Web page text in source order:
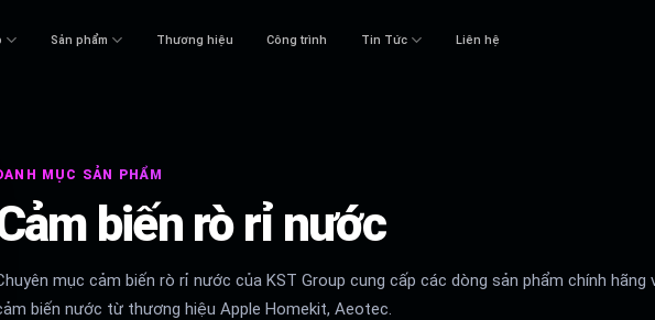
Sản phẩm Thương hiệu Công trình Tin Tức Liên hệ
MỤC SẢN PHẨM
biến rò rỉ nước
mục cảm biến rò rỉ nước của KST Group cung cấp các dòng sản phẩm chính hãng
biến nước từ thương hiệu Apple Homekit, Aeotec.